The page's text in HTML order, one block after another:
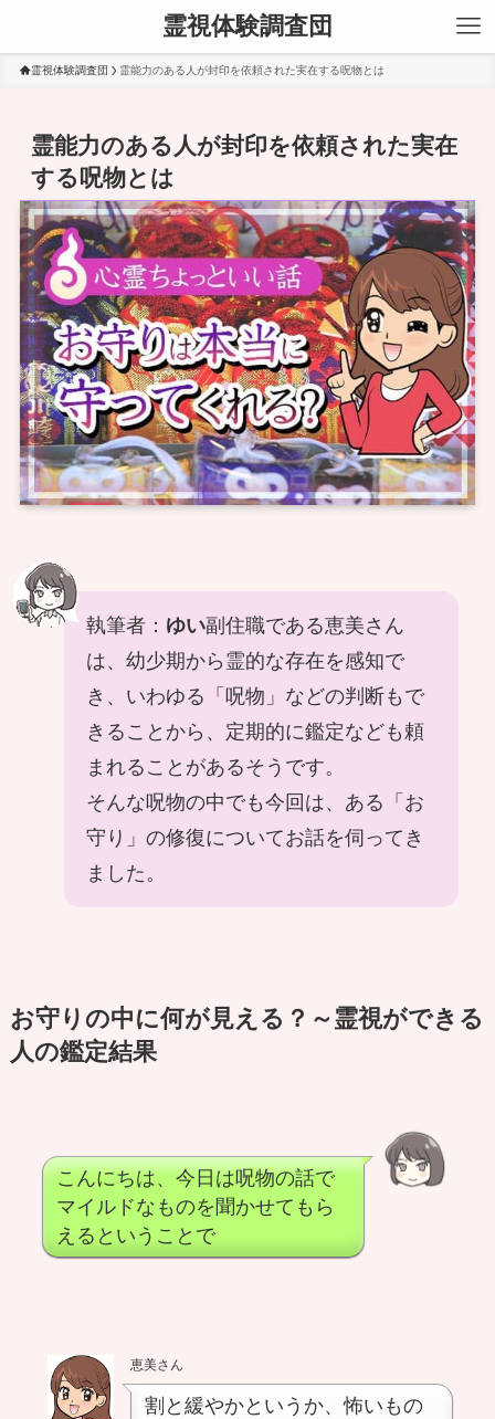
霊視体験調査団
霊視体験調査団 霊能力のある人が封印を依頼された実在する呪物とは
霊能力のある人が封印を依頼された実在
する呪物とは
執筆者： ゆい副住職である恵美さん
は、幼少期から霊的な存在を感知で
き、いわゆる「呪物」などの判断もで
きることから、定期的に鑑定なども頼
まれることがあるそうです。
そんな呪物の中でも今回は、ある「お
守り」の修復についてお話を伺ってき
ました。
お守りの中に何が見える？～霊視ができる
人の鑑定結果
こんにちは、今日は呪物の話で
マイルドなものを聞かせてもら
えるということで
恵美さん
割と緩やかというか、怖いもの